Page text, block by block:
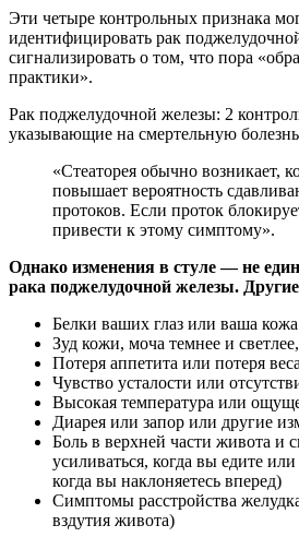
Эти четыре контрольных признака
идентифицировать рак
сигнализировать о том, что пора
практики».
Рак поджелудочной железы: 2
указывающие на смертельную болезнь
«Стеаторея обычно возникает,
повышает вероятность
протоков. Если проток
привести к этому симптому».
Однако изменения в стуле — не
рака поджелудочной железы.
Белки ваших глаз или ваша
Зуд кожи, моча темнее и
Потеря аппетита или потеря
Чувство усталости или
Высокая температура или
Диарея или запор или другие
Боль в верхней части живота и
усиливаться, когда вы едите
когда вы наклоняетесь вперед)
Симптомы расстройства
вздутия живота)